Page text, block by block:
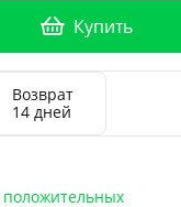
Купить
Возврат
14 дней
положительных